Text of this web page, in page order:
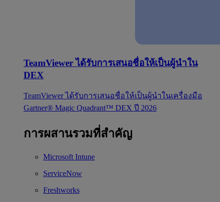
TeamViewer ได้รับการเสนอชื่อให้เป็นผู้นำใน
DEX
TeamViewer ได้รับการเสนอชื่อให้เป็นผู้นำในเครื่องมือ
Gartner® Magic Quadrant™ DEX ปี 2026
การผสานรวมที่สำคัญ
Microsoft Intune
ServiceNow
Freshworks